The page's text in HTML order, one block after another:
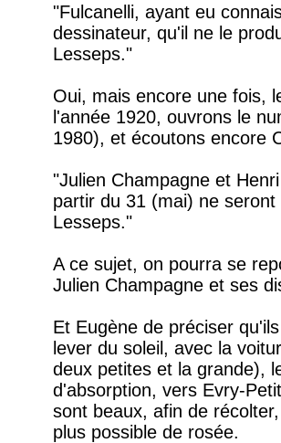
"Fulcanelli, ayant eu
dessinateur, qu'il ne le
Lesseps."
Oui, mais encore une fois,
l'année 1920, ouvrons le
1980), et écoutons encore
"Julien Champagne et
partir du 31 (mai) ne
Lesseps."
A ce sujet, on pourra se
Julien Champagne et ses
Et Eugène de préciser
lever du soleil, avec la
deux petites et la grande),
d'absorption, vers Evry-
sont beaux, afin de
plus possible de rosée.